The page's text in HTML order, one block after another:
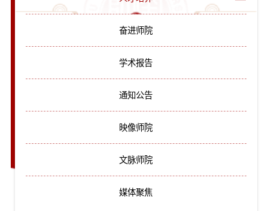
奋进师院
学术报告
通知公告
映像师院
文脉师院
媒体聚焦